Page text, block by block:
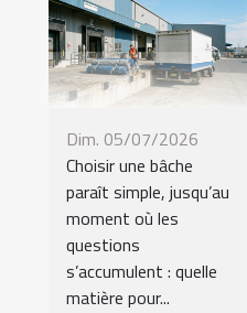
Dim. 05/07/2026
Choisir une bâche
paraît simple, jusqu’au
moment où les
questions
s’accumulent : quelle
matière pour...